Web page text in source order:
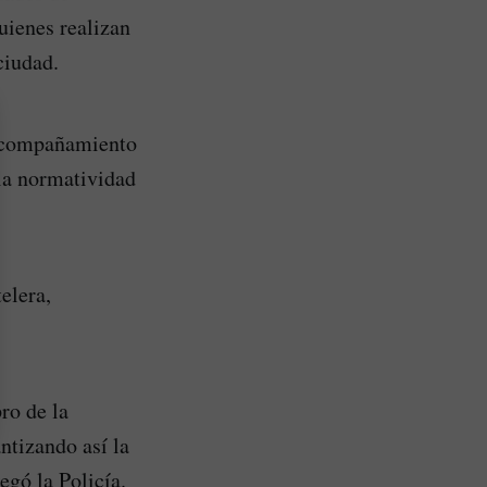
realizan
normatividad
de la
así la
la Policía.